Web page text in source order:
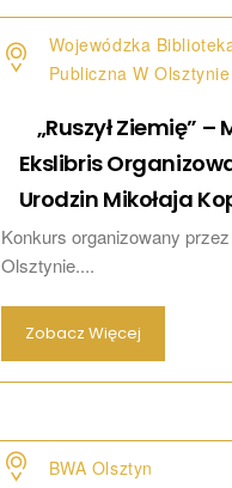
Wojewódzka
Publiczna W Olsztynie
„Ruszył Ziemię”
Ekslibris
Urodzin Mikołaja
Konkurs organizowany
Olsztynie....
Zobacz Więcej
BWA Olsztyn